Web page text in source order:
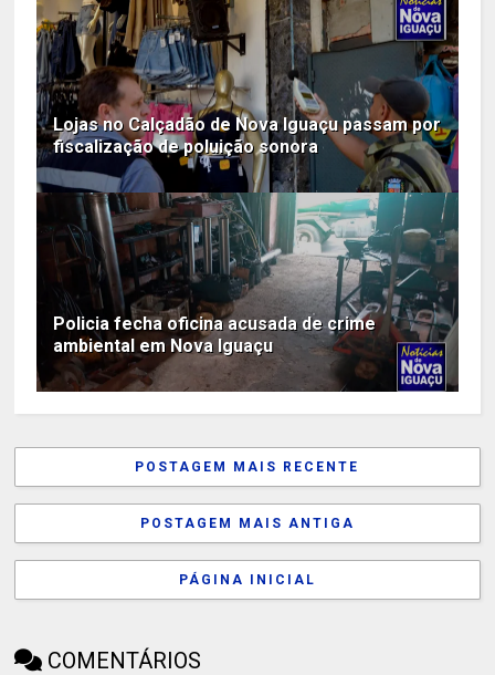
Lojas no Calçadão de Nova Iguaçu passam por
fiscalização de poluição sonora
Policia fecha oficina acusada de crime
ambiental em Nova Iguaçu
POSTAGEM MAIS RECENTE
POSTAGEM MAIS ANTIGA
PÁGINA INICIAL
COMENTÁRIOS